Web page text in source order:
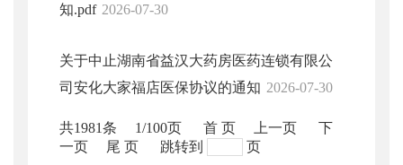
知.pdf 2026-07-30
关于中止湖南省益汉大药房医药连锁有限公
司安化大家福店医保协议的通知 2026-07-30
共1981条 1/100页 首 页 上一页
下
一页
尾 页 跳转到 页